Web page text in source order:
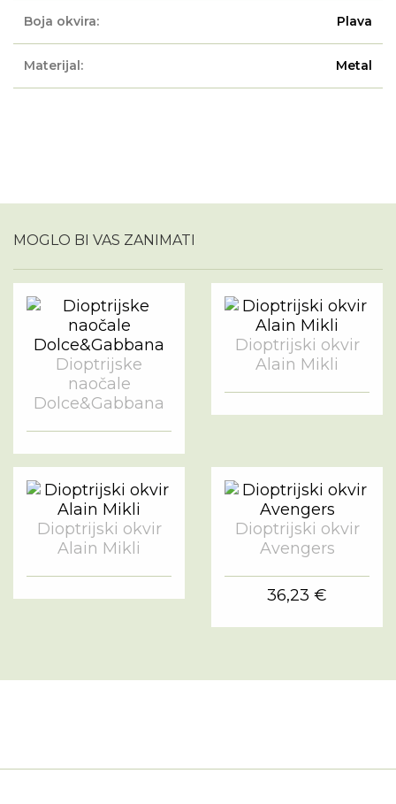
Boja okvira: Plava
Materijal: Metal
MOGLO BI VAS ZANIMATI
Dioptrijske
naočale
Dolce&Gabbana
Dioptrijski okvir
Alain Mikli
Dioptrijski okvir
Alain Mikli
Dioptrijski okvir
Avengers
36,23 €